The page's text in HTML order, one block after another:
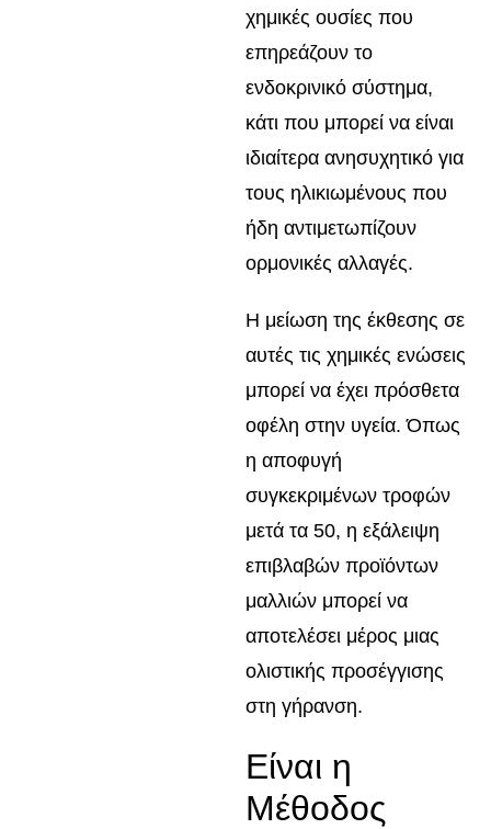
χημικές ουσίες που
επηρεάζουν το
ενδοκρινικό σύστημα,
κάτι που μπορεί να είναι
ιδιαίτερα ανησυχητικό για
τους ηλικιωμένους που
ήδη αντιμετωπίζουν
ορμονικές αλλαγές.
Η μείωση της έκθεσης σε
αυτές τις χημικές ενώσεις
μπορεί να έχει πρόσθετα
οφέλη στην υγεία. Όπως
η αποφυγή
συγκεκριμένων τροφών
μετά τα 50, η εξάλειψη
επιβλαβών προϊόντων
μαλλιών μπορεί να
αποτελέσει μέρος μιας
ολιστικής προσέγγισης
στη γήρανση.
Είναι η
Μέθοδος